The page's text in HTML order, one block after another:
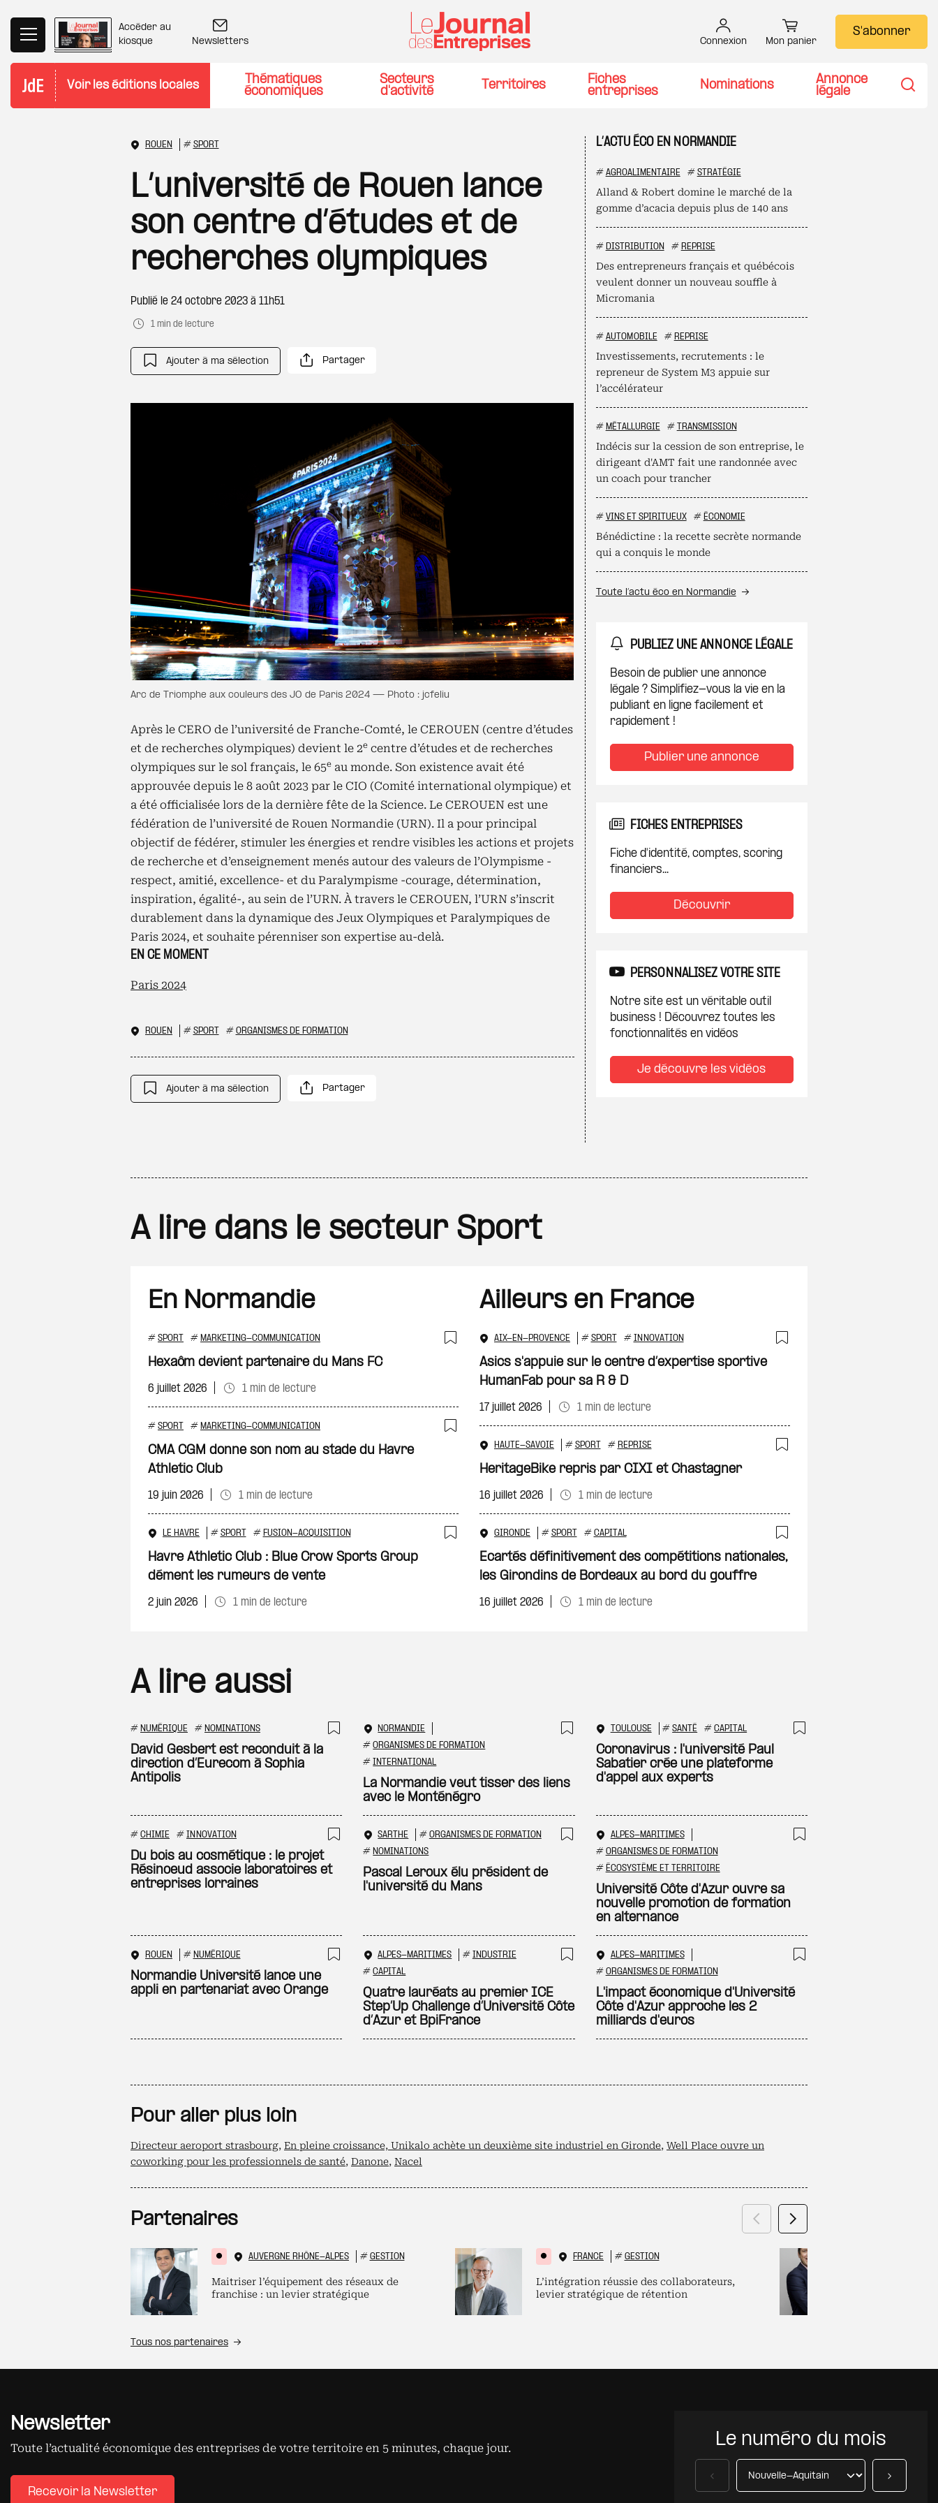
Accéder au
kiosque
Newsletters Connexion Mon panier
S'abonner
Voir les éditions locales
Thématiques
économiques
Secteurs
d'activité
Territoires
Fiches
entreprises
Nominations
Annonce
légale
ROUEN # SPORT
L’université de Rouen lance
son centre d’études et de
recherches olympiques
Publié le 24 octobre 2023 à 11h51
1 min de lecture
Ajouter à ma sélection Partager
Arc de Triomphe aux couleurs des JO de Paris 2024 — Photo : jcfeliu
Après le CERO de l’université de Franche-Comté, le CEROUEN (centre d’études
et de recherches olympiques) devient le 2e centre d’études et de recherches
olympiques sur le sol français, le 65e au monde. Son existence avait été
approuvée depuis le 8 août 2023 par le CIO (Comité international olympique) et
a été officialisée lors de la dernière fête de la Science. Le CEROUEN est une
fédération de l’université de Rouen Normandie (URN). Il a pour principal
objectif de fédérer, stimuler les énergies et rendre visibles les actions et projets
de recherche et d’enseignement menés autour des valeurs de l’Olympisme -
respect, amitié, excellence- et du Paralympisme -courage, détermination,
inspiration, égalité-, au sein de l’URN. À travers le CEROUEN, l’URN s’inscrit
durablement dans la dynamique des Jeux Olympiques et Paralympiques de
Paris 2024, et souhaite pérenniser son expertise au-delà.
EN CE MOMENT
Paris 2024
ROUEN # SPORT # ORGANISMES DE FORMATION
Ajouter à ma sélection Partager
L’ACTU ÉCO EN NORMANDIE
# AGROALIMENTAIRE # STRATÉGIE
Alland & Robert domine le marché de la
gomme d’acacia depuis plus de 140 ans
# DISTRIBUTION # REPRISE
Des entrepreneurs français et québécois
veulent donner un nouveau souffle à
Micromania
# AUTOMOBILE # REPRISE
Investissements, recrutements : le
repreneur de System M3 appuie sur
l’accélérateur
# MÉTALLURGIE # TRANSMISSION
Indécis sur la cession de son entreprise, le
dirigeant d'AMT fait une randonnée avec
un coach pour trancher
# VINS ET SPIRITUEUX # ÉCONOMIE
Bénédictine : la recette secrète normande
qui a conquis le monde
Toute l’actu éco en Normandie
PUBLIEZ UNE ANNONCE LÉGALE
Besoin de publier une annonce
légale ? Simplifiez-vous la vie en la
publiant en ligne facilement et
rapidement !
Publier une annonce
FICHES ENTREPRISES
Fiche d'identité, comptes, scoring
financiers...
Découvrir
PERSONNALISEZ VOTRE SITE
Notre site est un véritable outil
business ! Découvrez toutes les
fonctionnalités en vidéos
Je découvre les vidéos
A lire dans le secteur Sport
En Normandie
# SPORT # MARKETING-COMMUNICATION
Ajouter à ma sélection
Hexaôm devient partenaire du Mans FC
6 juillet 2026 1 min de lecture
# SPORT # MARKETING-COMMUNICATION
Ajouter à ma sélection
CMA CGM donne son nom au stade du Havre
Athletic Club
19 juin 2026 1 min de lecture
LE HAVRE # SPORT # FUSION-ACQUISITION
Ajouter à ma sélection
Havre Athletic Club : Blue Crow Sports Group
dément les rumeurs de vente
2 juin 2026 1 min de lecture
Ailleurs en France
AIX-EN-PROVENCE # SPORT # INNOVATION
Asics s'appuie sur le centre d’expertise sportive
HumanFab pour sa R & D
17 juillet 2026 1 min de lecture
HAUTE-SAVOIE # SPORT # REPRISE
HeritageBike repris par CIXI et Chastagner
16 juillet 2026 1 min de lecture
GIRONDE # SPORT # CAPITAL
Ajouter à ma
Ecartés définitivement des compétitions nationales,
les Girondins de Bordeaux au bord du gouffre
16 juillet 2026 1 min de lecture
A lire aussi
# NUMÉRIQUE # NOMINATIONS
Ajouter à ma sélection
David Gesbert est reconduit à la
direction d’Eurecom à Sophia
Antipolis
NORMANDIE
#ORGANISMES DE FORMATION
#INTERNATIONAL
Ajouter à ma sélection
La Normandie veut tisser des liens
avec le Monténégro
TOULOUSE #SANTÉ #CAPITAL
Coronavirus : l'université Paul
Sabatier crée une plateforme
d'appel aux experts
# CHIMIE # INNOVATION
Ajouter à ma sélection
Du bois au cosmétique : le projet
Résinoeud associe laboratoires et
entreprises lorraines
SARTHE # ORGANISMES DE FORMATION
#NOMINATIONS Ajouter à ma sélection
Pascal Leroux élu président de
l'université du Mans
ALPES-MARITIMES
# ORGANISMES DE FORMATION
# ÉCOSYSTÈME ET TERRITOIRE
Université Côte d'Azur ouvre sa
nouvelle promotion de formation
en alternance
ROUEN # NUMÉRIQUE
Ajouter à ma sélection
Normandie Université lance une
appli en partenariat avec Orange
ALPES-MARITIMES # INDUSTRIE
#CAPITAL Ajouter à ma sélection
Quatre lauréats au premier ICE
Step’Up Challenge d’Université Côte
d’Azur et BpiFrance
ALPES-MARITIMES
# ORGANISMES DE FORMATION
L'impact économique d'Université
Côte d'Azur approche les 2
milliards d'euros
Pour aller plus loin
Directeur aeroport strasbourg, En pleine croissance, Unikalo achète un deuxième site industriel en Gironde, Well Place ouvre un
coworking pour les professionnels de santé, Danone, Nacel
Partenaires
AUVERGNE RHÔNE-ALPES # GESTION
Maitriser l’équipement des réseaux de
franchise : un levier stratégique
FRANCE # GESTION
L’intégration réussie des collaborateurs,
levier stratégique de rétention
Précédent
Suivant
Tous nos partenaires
Newsletter
Toute l’actualité économique des entreprises de votre territoire en 5 minutes, chaque jour.
Recevoir la Newsletter
Le numéro du mois
Précédent Suivant